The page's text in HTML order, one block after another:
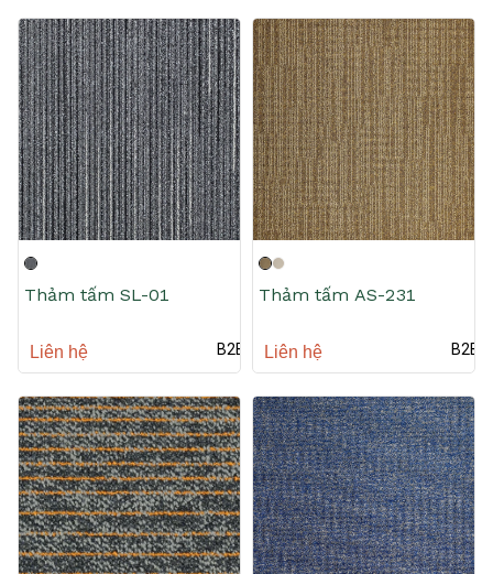
Thảm tấm SL-01
Liên hệ B2B
Thảm tấm AS-231
Liên hệ B2B